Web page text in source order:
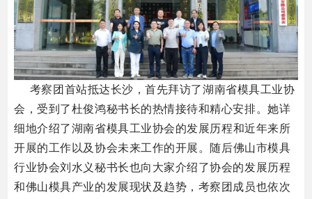
考察团首站抵达长沙，首先拜访了湖南省模具工业协
会，受到了杜俊鸿秘书长的热情接待和精心安排。她详
细地介绍了湖南省模具工业协会的发展历程和近年来所
开展的工作以 及协会未来工作的开展 。随后佛山市模具
行业协会刘水义秘书长也向大家介绍了协会的发展历程
和佛山模具产业的发展现状及趋势，考察团成员也依次